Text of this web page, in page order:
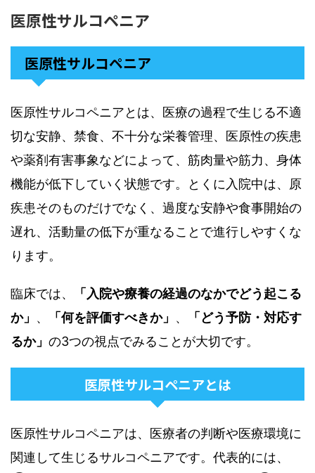
医原性サルコペニア
医原性サルコペニア
医原性サルコペニアとは、医療の過程で生じる不適
切な安静、禁食、不十分な栄養管理、医原性の疾患
や薬剤有害事象などによって、筋肉量や筋力、身体
機能が低下していく状態です。とくに入院中は、原
疾患そのものだけでなく、過度な安静や食事開始の
遅れ、活動量の低下が重なることで進行しやすくな
ります。
臨床では、
「入院や療養の経過のなかでどう起こる
か」 、 「何を評価すべきか」 、
「どう予防・対応す
るか」 の3つの視点でみることが大切です。
医原性サルコペニアとは
医原性サルコペニアは、医療者の判断や医療環境に
関連して生じるサルコペニアです。代表的には、